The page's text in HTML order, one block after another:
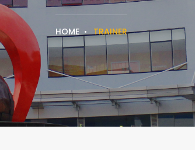
HOME TRAINER